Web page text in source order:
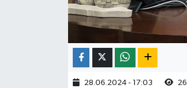
28.06.2024 - 17:03 26